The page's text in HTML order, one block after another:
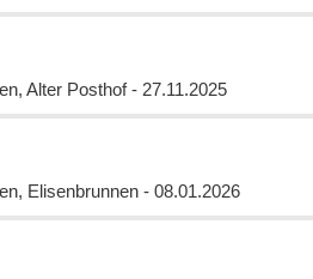
Alter Posthof- 27.11.2025
Elisenbrunnen - 08.01.2026